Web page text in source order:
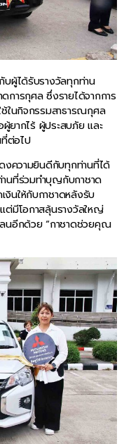
ผู้ได้รับรางวัลทุกท่าน
ารกุศล ซึ่งรายได้จากการ
ช้ในกิจกรรมสาธารณกุศล
ยากไร้ ผู้ประสบภัย และ
ต่อไป
ความยินดีกับทุกท่านที่ได้
นที่ร่วมทำบุญกับกาชาด
นให้กับกาชาดหลังรับ
ต่มีโอกาสลุ้นรางวัลใหญ่
นอีกด้วย “กาชาดช่วยคุณ